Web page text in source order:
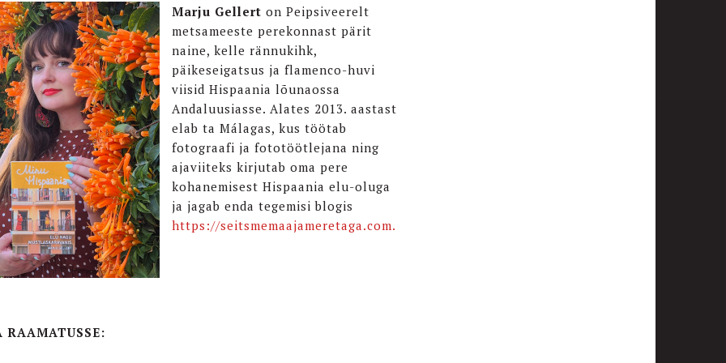
Marju Gellert on Peipsiveerelt
metsameeste perekonnast pärit
naine, kelle rännukihk,
päikeseigatsus ja flamenco-huvi
viisid Hispaania lõunaossa
Andaluusiasse. Alates 2013. aastast
elab ta Málagas, kus töötab
fotograafi ja fototöötlejana ning
ajaviiteks kirjutab oma pere
kohanemisest Hispaania elu-oluga
ja jagab enda tegemisi blogis
https://seitsmemaajameretaga.com.